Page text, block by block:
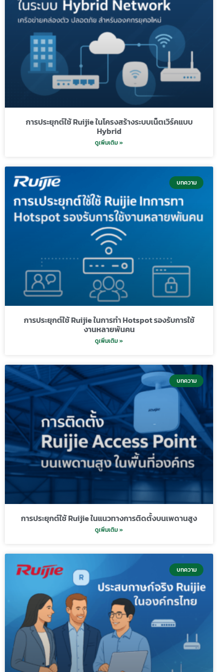
การประยุกต์ใช้ Ruijie ในโครงสร้างระบบเน็ตเวิร์คแบบ
Hybrid
ดูเพิ่มเติม »
บทความ
การประยุกต์ใช้ Ruijie ในการทำ Hotspot รองรับการใช้
งานหลายพันคน
ดูเพิ่มเติม »
บทความ
การประยุกต์ใช้ Ruijie ในแนวทางการติดตั้งบนเพดานสูง
ดูเพิ่มเติม »
บทความ